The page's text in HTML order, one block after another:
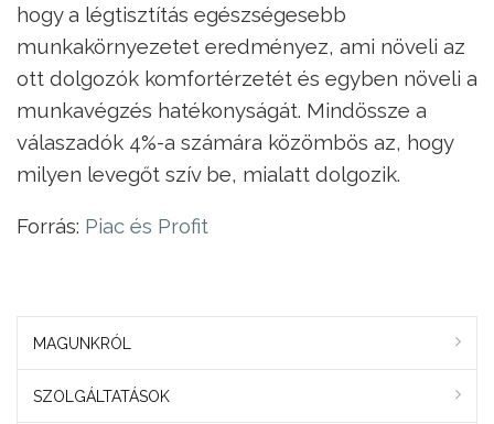
hogy a légtisztítás egészségesebb
munkakörnyezetet eredményez, ami növeli az
ott dolgozók komfortérzetét és egyben növeli a
munkavégzés hatékonyságát. Mindössze a
válaszadók 4%-a számára közömbös az, hogy
milyen levegőt szív be, mialatt dolgozik.
Forrás: Piac és Profit
MAGUNKRÓL
SZOLGÁLTATÁSOK